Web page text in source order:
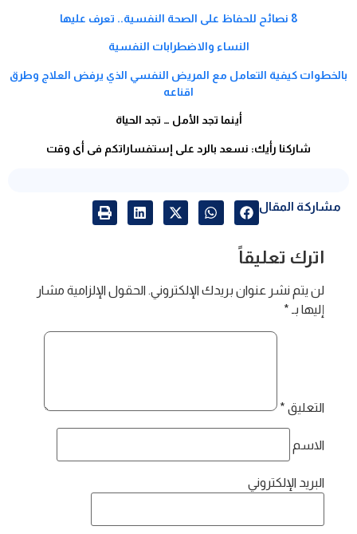
8 نصائح للحفاظ على الصحة النفسية.. تعرف عليها
النساء والاضطرابات النفسية
بالخطوات كيفية التعامل مع المريض النفسي الذي يرفض العلاج وطرق
اقناعه
أينما تجد الأمل … تجد الحياة
شاركنا رأيك: نسعد بالرد على إستفساراتكم فى أى وقت
مشاركة المقال
اترك تعليقاً
لن يتم نشر عنوان بريدك الإلكتروني. الحقول الإلزامية مشار
إليها بـ *
التعليق *
الاسم
البريد الإلكتروني